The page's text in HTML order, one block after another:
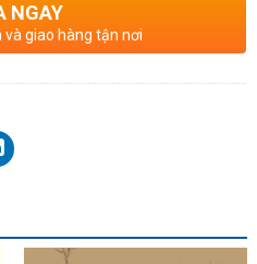
NGAY
và giao hàng tận nơi